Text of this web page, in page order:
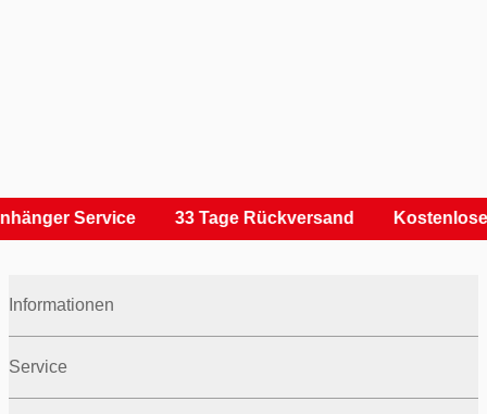
Service 33 Tage Rückversand
Informationen
Service